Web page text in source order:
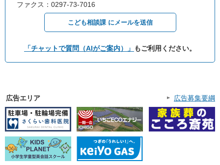
ファクス：0297-73-7016
こども相談課 にメールを送信
「チャットで質問（AIがご案内）」 もご利用ください。
広告エリア 広告募集要綱